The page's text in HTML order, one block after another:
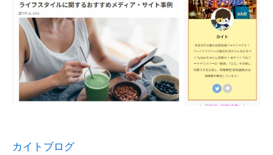
カイトブログ